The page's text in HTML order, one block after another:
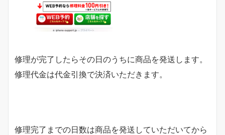
修理が完了したらその日のうちに商品を発送します。
修理代金は代金引換で決済いただきます。
修理完了までの日数は商品を発送していただいてから